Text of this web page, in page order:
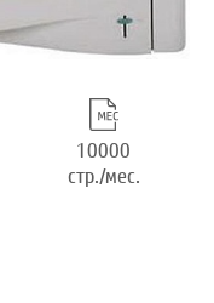
10000
стр./мес.